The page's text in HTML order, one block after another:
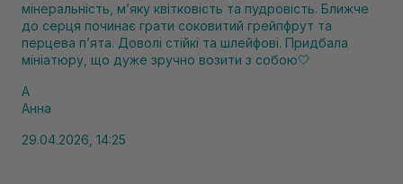
мінеральність, мʼяку квітковість та пудровість. Ближче
до серця починає грати соковитий грейпфрут та
перцева пʼята. Доволі стійкі та шлейфові. Придбала
мініатюру, що дуже зручно возити з собою🤍
А
Анна
29.04.2026, 14:25